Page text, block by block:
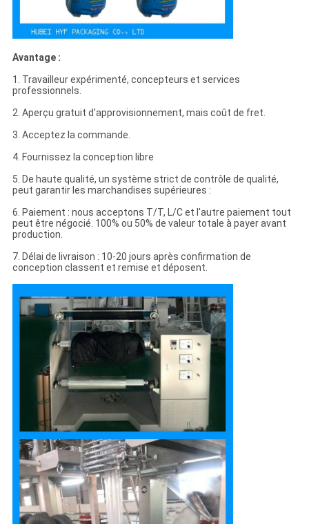
Avantage :
1. Travailleur expérimenté, concepteurs et services
professionnels.
2. Aperçu gratuit d'approvisionnement, mais coût de fret.
3. Acceptez la commande.
4. Fournissez la conception libre
5. De haute qualité, un système strict de contrôle de qualité,
peut garantir les marchandises supérieures :
6. Paiement : nous acceptons T/T, L/C et l'autre paiement tout
peut être négocié. 100% ou 50% de valeur totale à payer avant
production.
7. Délai de livraison : 10-20 jours après confirmation de
conception classent et remise et déposent.